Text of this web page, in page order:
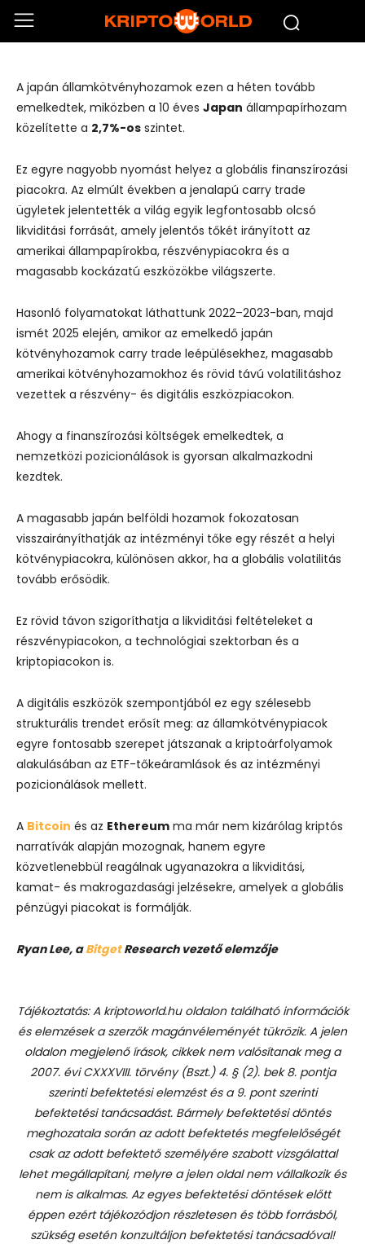
A japán kötvénypiac már a Bitcoin
árfolyamára is hatással van
A japán államkötvényhozamok ezen a héten tovább
emelkedtek, miközben a 10 éves Japan állampapírhozam
közelítette a 2,7%-os szintet.
Ez egyre nagyobb nyomást helyez a globális finanszírozási
piacokra. Az elmúlt években a jenalapú carry trade
ügyletek jelentették a világ egyik legfontosabb olcsó
likviditási forrását, amely jelentős tőkét irányított az
amerikai állampapírokba, részvénypiacokra és a
magasabb kockázatú eszközökbe világszerte.
Hasonló folyamatokat láthattunk 2022–2023-ban, majd
ismét 2025 elején, amikor az emelkedő japán
kötvényhozamok carry trade leépülésekhez, magasabb
amerikai kötvényhozamokhoz és rövid távú volatilitáshoz
vezettek a részvény- és digitális eszközpiacokon.
Ahogy a finanszírozási költségek emelkedtek, a
nemzetközi pozicionálások is gyorsan alkalmazkodni
kezdtek.
A magasabb japán belföldi hozamok fokozatosan
visszairányíthatják az intézményi tőke egy részét a helyi
kötvénypiacokra, különösen akkor, ha a globális volatilitás
tovább erősödik.
Ez rövid távon szigoríthatja a likviditási feltételeket a
részvénypiacokon, a technológiai szektorban és a
kriptopiacokon is.
A digitális eszközök szempontjából ez egy szélesebb
strukturális trendet erősít meg: az államkötvénypiacok
egyre fontosabb szerepet játszanak a kriptoárfolyamok
alakulásában az ETF-tőkeáramlások és az intézményi
pozicionálások mellett.
A Bitcoin és az Ethereum ma már nem kizárólag kriptós
narratívák alapján mozognak, hanem egyre
közvetlenebbül reagálnak ugyanazokra a likviditási,
kamat- és makrogazdasági jelzésekre, amelyek a globális
pénzügyi piacokat is formálják.
Ryan Lee, aBitgetResearch vezető elemzője
Tájékoztatás: A kriptoworld.hu oldalon található információk
és elemzések a szerzők magánvéleményét tükrözik. A jelen
oldalon megjelenő írások, cikkek nem valósítanak meg a
2007. évi CXXXVIII. törvény (Bszt.) 4. § (2). bek 8. pontja
szerinti befektetési elemzést és a 9. pont szerinti
befektetési tanácsadást. Bármely befektetési döntés
meghozatala során az adott befektetés megfelelőségét
csak az adott befektető személyére szabott vizsgálattal
lehet megállapítani, melyre a jelen oldal nem vállalkozik és
nem is alkalmas. Az egyes befektetési döntések előtt
éppen ezért tájékozódjon részletesen és több forrásból,
szükség esetén konzultáljon befektetési tanácsadóval!